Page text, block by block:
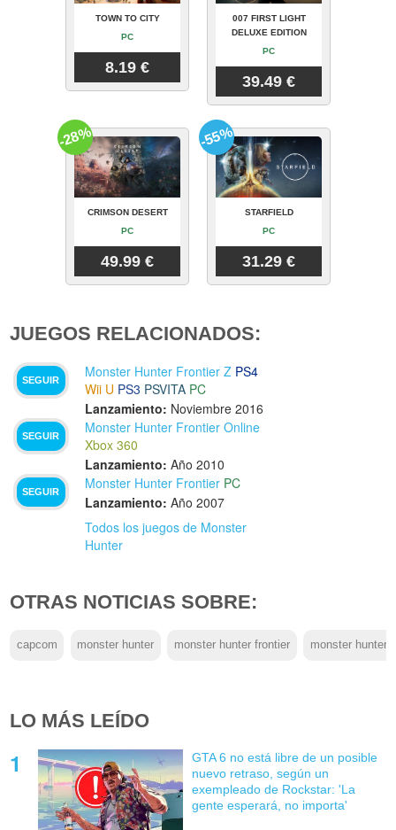
TOWN TO CITY
PC
8.19 €
007 FIRST LIGHT
DELUXE EDITION
PC
39.49 €
CRIMSON DESERT
PC
49.99 €
-28%
STARFIELD
PC
31.29 €
-55%
JUEGOS RELACIONADOS:
SEGUIR
Monster Hunter Frontier Z PS4
Wii U PS3 PSVITA PC
Lanzamiento: Noviembre 2016
SEGUIR
Monster Hunter Frontier Online
Xbox 360
Lanzamiento: Año 2010
SEGUIR
Monster Hunter Frontier PC
Lanzamiento: Año 2007
Todos los juegos de Monster
Hunter
OTRAS NOTICIAS SOBRE:
capcom monster hunter monster hunter frontier monster hunter
LO MÁS LEÍDO
GTA 6 no está libre de un posible
nuevo retraso, según un
exempleado de Rockstar: 'La
gente esperará, no importa'